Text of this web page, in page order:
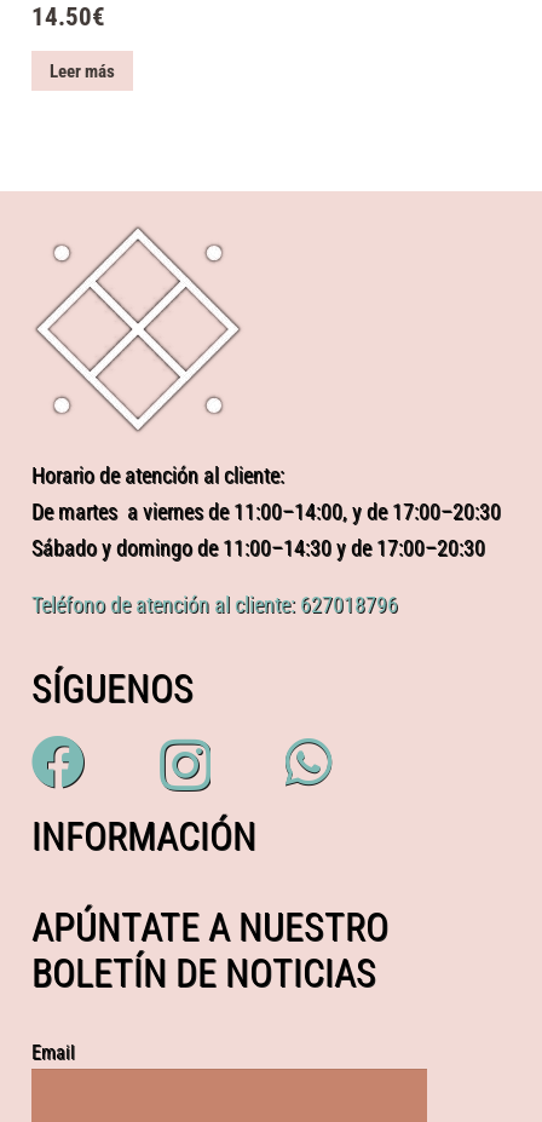
14.50€
Leer más
Horario de atención al cliente:
De martes a viernes de 11:00–14:00, y de 17:00–20:30
Sábado y domingo de 11:00–14:30 y de 17:00–20:30
Teléfono de atención al cliente: 627018796
SÍGUENOS
INFORMACIÓN
APÚNTATE A NUESTRO
BOLETÍN DE NOTICIAS
Email